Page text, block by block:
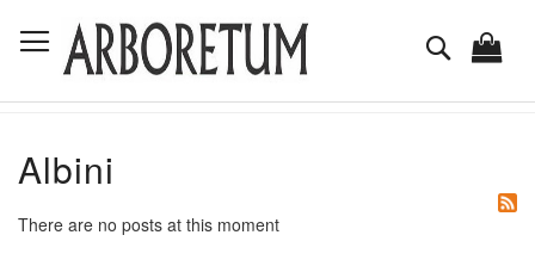
to
Content
Search
Albini
There are no posts at this moment